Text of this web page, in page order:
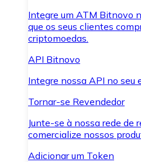
Integre um ATM Bitnovo
que os seus clientes
criptomoedas.
API Bitnovo
Integre nossa API no seu
Tornar-se Revendedor
Junte-se à nossa rede de
comercialize nossos
Adicionar um Token